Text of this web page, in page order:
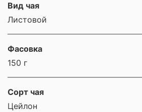
Вид чая
Листовой
Фасовка
150 г
Сорт чая
Цейлон